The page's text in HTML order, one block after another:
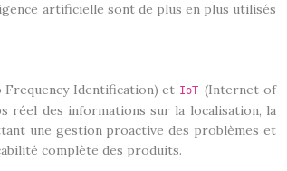
artificielle sont de plus en plus utilisés
Frequency Identification) et IoT(Internet of
réel des informations sur la localisation, la
une gestion proactive des problèmes et
complète des produits.